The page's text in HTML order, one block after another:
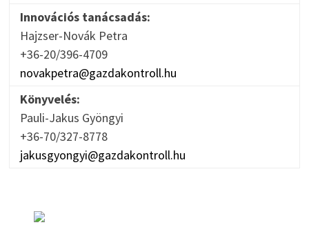
Innovációs tanácsadás:
Hajzser-Novák Petra
+36-20/396-4709
novakpetra@gazdakontroll.hu
Könyvelés:
Pauli-Jakus Gyöngyi
+36-70/327-8778
jakusgyongyi@gazdakontroll.hu